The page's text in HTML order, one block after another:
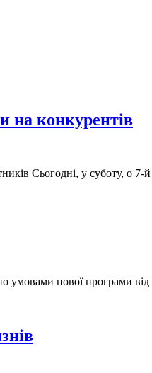
на конкурентів
Сьогодні, у суботу, о
умовами нової програми